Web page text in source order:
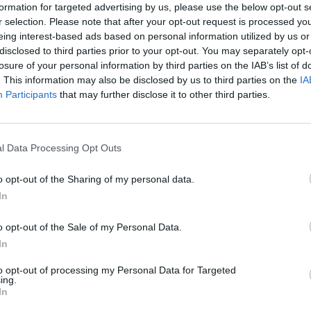
for targeted advertising by us, please use the below opt-out
selection. Please note that after your opt-out request is processed
interest-based ads based on personal information utilized by us
to third parties prior to your opt-out. You may separately
of your personal information by third parties on the IAB’s list of
This information may also be disclosed by us to third parties on the
Participants that may further disclose it to other third parties.
Data Processing Opt Outs
opt-out of the Sharing of my personal data.
opt-out of the Sale of my Personal Data.
opt-out of processing my Personal Data for Targeted
poszerza swoje wpływy na
dołączyła bowiem drużyna
17-latka dotychczas występowała jedynie w
już w grudniu 2022 roku związała się z TIGER Anonymo.
Changers, za każdym razem finiszując na miejscach
nadal trzymała się ze swoimi koleżankami i kilka
Contenders nie przyniosły Polkom większych
Grounds, czego efektem był angaż w niemieckiej
Masters Shanghai. Są niespodzianki!